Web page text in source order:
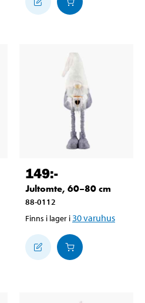
149:-
Jultomte, 60–80 cm
88-0112
Finns i lager i 30varuhus